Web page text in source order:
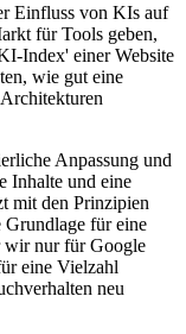
Einfluss von KIs auf
für Tools geben,
Index' einer Website
wie gut eine
Anpassung und
Inhalte und eine
mit den Prinzipien
Grundlage für eine
wir nur für Google
eine Vielzahl
neu